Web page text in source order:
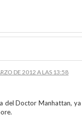
DE 2012 A LAS 13:58
del Doctor Manhattan,